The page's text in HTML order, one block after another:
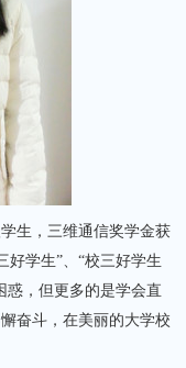
生，三维通信奖学金获
好学生”、“校三好学生
惑，但更多的是学会直
奋斗，在美丽的大学校